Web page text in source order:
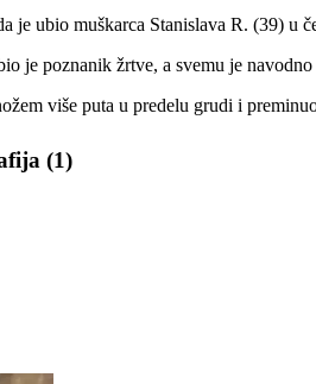
je ubio muškarca Stanislava R. (39) u
je poznanik žrtve, a svemu je
više puta u predelu grudi i
(1)